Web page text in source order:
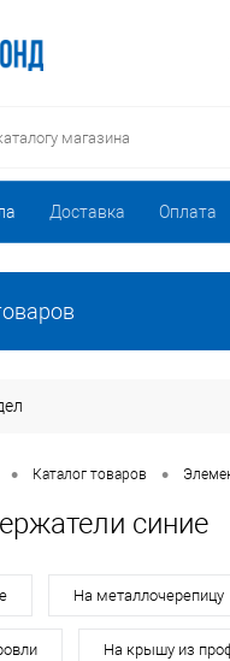
Доставка Оплата
• Каталог товаров •
синие
На металлочерепицу
На крышу из